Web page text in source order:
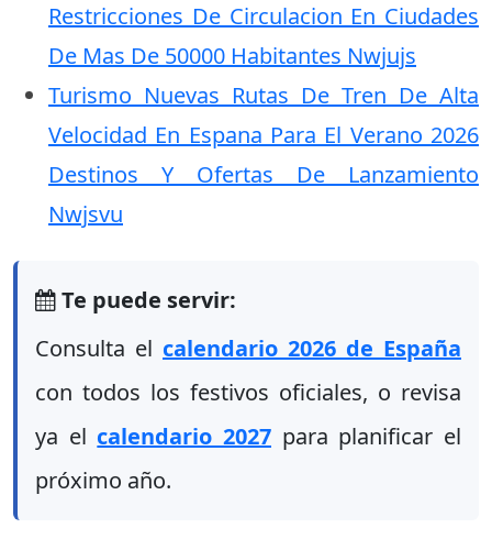
Restricciones De Circulacion En Ciudades
De Mas De 50000 Habitantes Nwjujs
Turismo Nuevas Rutas De Tren De Alta
Velocidad En Espana Para El Verano 2026
Destinos Y Ofertas De Lanzamiento
Nwjsvu
Te puede servir:
Consulta el calendario 2026 de España
con todos los festivos oficiales, o revisa
ya el calendario 2027 para planificar el
próximo año.